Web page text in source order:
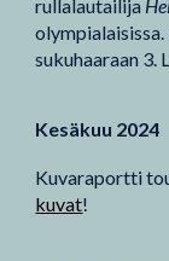
rullalautailija
sukuhaaraan 3.
Kesäkuu 2024
Kuvaraportti
kuvat!